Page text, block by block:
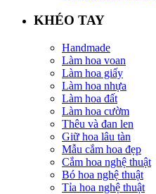
KHÉO TAY
Handmade
Làm hoa voan
Làm hoa giấy
Làm hoa nhựa
Làm hoa đất
Làm hoa cườm
Thêu và đan len
Giữ hoa lâu tàn
Mẫu cắm hoa đẹp
Cắm hoa nghệ thuật
Bó hoa nghệ thuật
Tỉa hoa nghệ thuật